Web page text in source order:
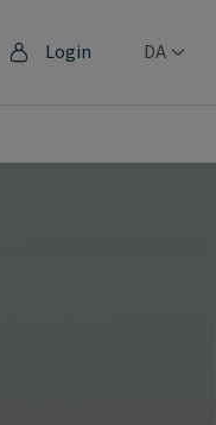
Login DA